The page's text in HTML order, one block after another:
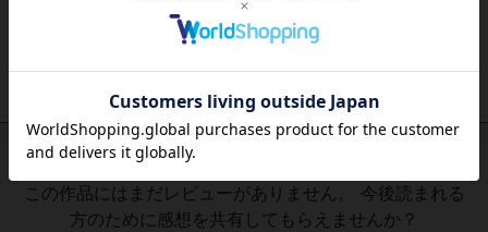
作品レビュー （関連商品を含む）
この作品にはまだレビューがありません。 今後読まれる
方のために感想を共有してもらえませんか？